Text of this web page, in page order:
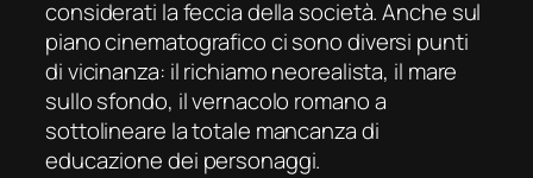
considerati la feccia della società. Anche sul
piano cinematografico ci sono diversi punti
di vicinanza: il richiamo neorealista, il mare
sullo sfondo, il vernacolo romano a
sottolineare la totale mancanza di
educazione dei personaggi.